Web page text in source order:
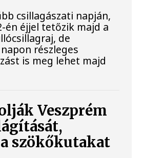
csillagászati napján,
én éjjel tetőzik majd a
de
részleges
is meg lehet majd
Veszprém
szökőkutakat